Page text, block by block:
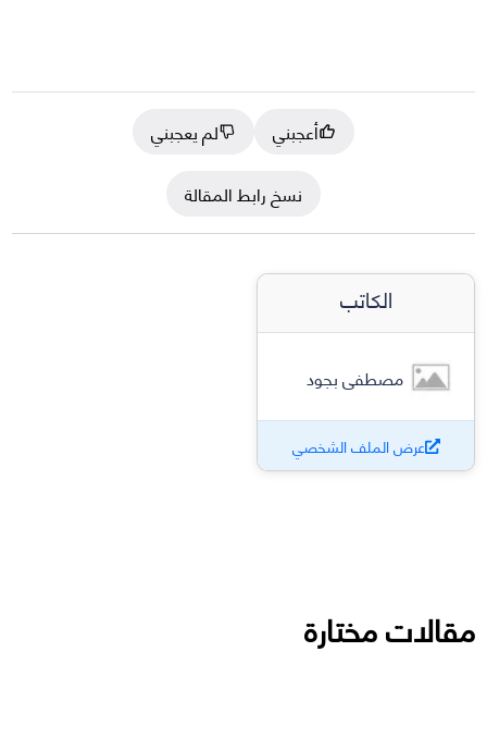
أعجبني
لم يعجبني
نسخ رابط المقالة
الكاتب
مصطفى بجود
عرض الملف الشخصي
مقالات مختارة